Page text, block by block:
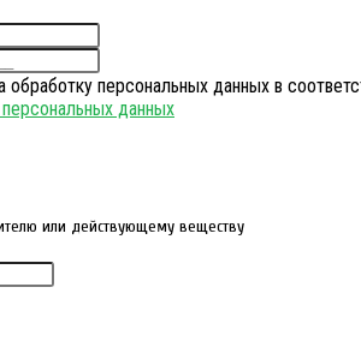
обработку персональных данных в
данных
или действующему веществу